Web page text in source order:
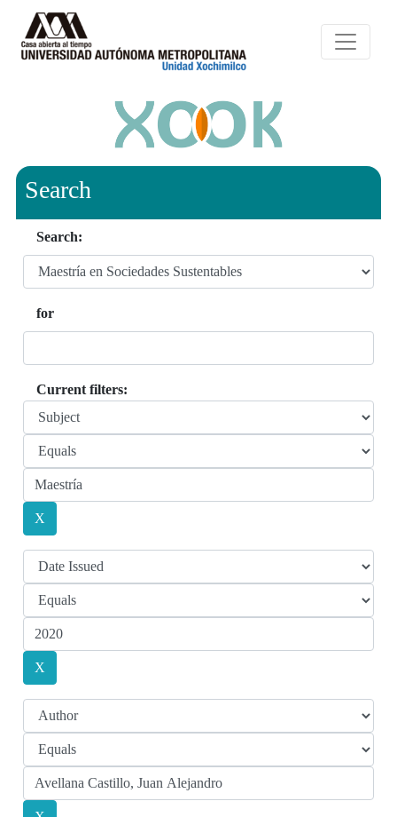
Search
Search:
for
Current filters: